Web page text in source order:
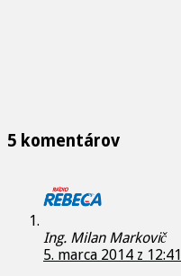
5 komentárov
Ing. Milan Markovič
5. marca 2014 z 12:41